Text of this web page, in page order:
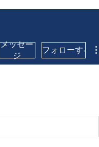
メッセー
ジ
フォローする